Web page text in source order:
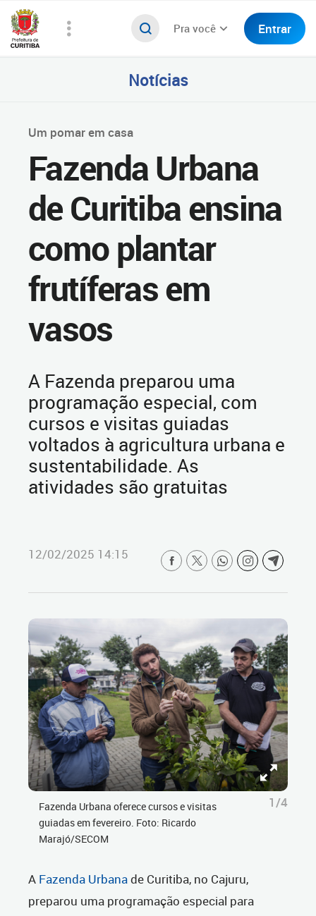
Pra você Entrar
Notícias
Um pomar em casa
Fazenda Urbana
de Curitiba ensina
como plantar
frutíferas em
vasos
A Fazenda preparou uma
programação especial, com
cursos e visitas guiadas
voltados à agricultura urbana e
sustentabilidade. As
atividades são gratuitas
12/02/2025 14:15
Fazenda Urbana oferece cursos e visitas
guiadas em fevereiro. Foto: Ricardo
Marajó/SECOM
1/4
A Fazenda Urbanade Curitiba, no Cajuru,
preparou uma programação especial para